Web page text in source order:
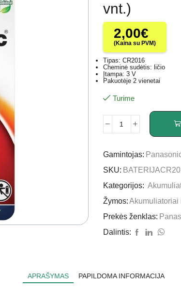
vnt.)
2,00€
(Kaina su PVM)
Tipas: CR2016
Cheminė sudėtis: ličio
Įtampa: 3 V
Pakuotėje 2 vienetai
Turime
Gamintojas:
SKU:
Kategorijos:
Žymos:Akumuliatoriai
Prekės ženklas:
Dalintis:
APRAŠYMAS PAPILDOMA INFORMACIJA